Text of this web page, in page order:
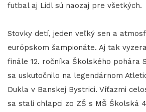
futbal aj Lidl sú naozaj pre všetkých.
Stovky detí, jeden veľký sen a
európskom šampionáte. Aj tak
finále 12. ročníka Školského pohára
sa uskutočnilo na legendárnom
Dukla v Banskej Bystrici. Víťazmi
sa stali chlapci zo ZŠ s MŠ Školská